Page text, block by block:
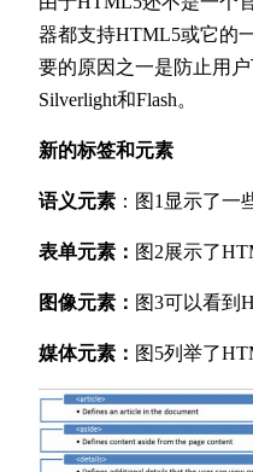
器都支持HTML5或它的
要的原因之一是防止用
Silverlight和Flash。
新的标签和元素
语义元素：图1显示了一
表单元素： 图2展示了
图像元素： 图3可以看到
媒体元素： 图5列举了